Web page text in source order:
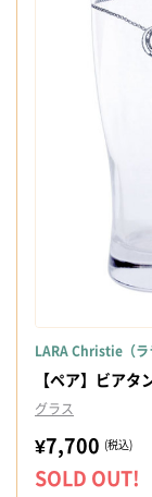
LARA Christie（ラ
【ペア】ビアタ
グラス
¥7,700 (税込)
SOLD OUT!